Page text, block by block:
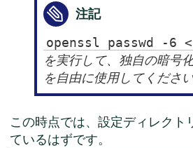
注記
openssl passwd -6
を実行して、独自の暗号
を自由に使用してください
この時点では、設定ディレクト
ているはずです。